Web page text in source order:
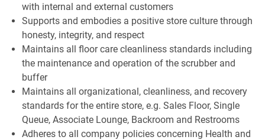
with internal and external customers
Supports and embodies a positive store culture through
honesty, integrity, and respect
Maintains all floor care cleanliness standards including
the maintenance and operation of the scrubber and
buffer
Maintains all organizational, cleanliness, and recovery
standards for the entire store, e.g. Sales Floor, Single
Queue, Associate Lounge, Backroom and Restrooms
Adheres to all company policies concerning Health and